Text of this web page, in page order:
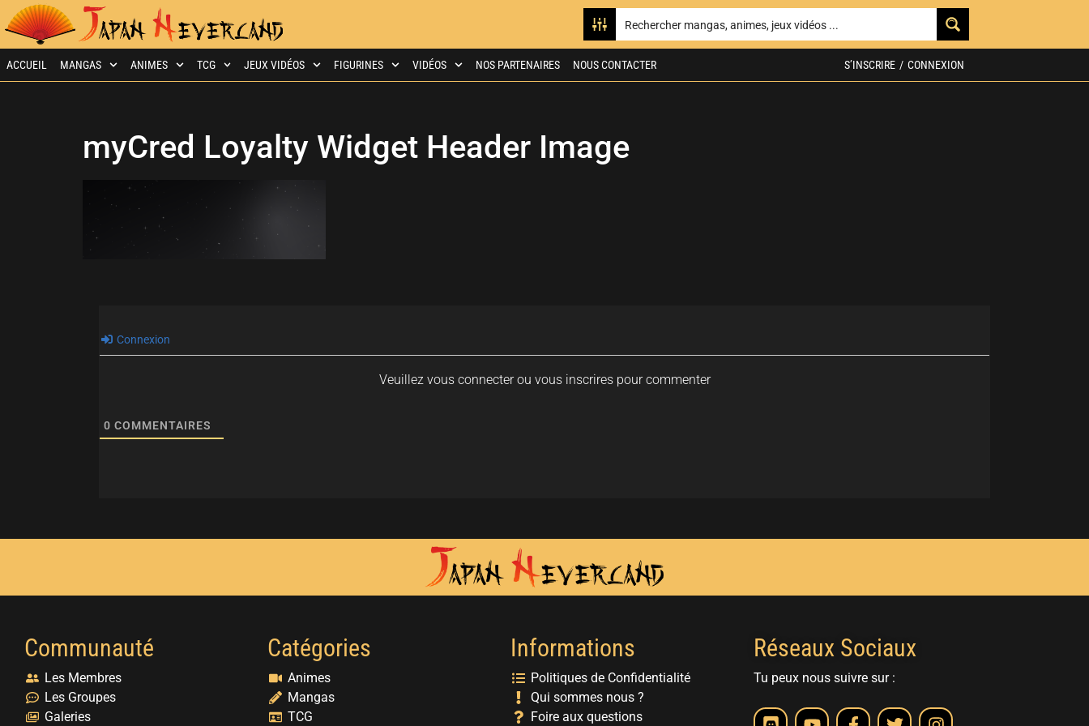
ACCUEIL MANGAS ANIMES TCG JEUX VIDÉOS FIGURINES VIDÉOS NOS PARTENAIRES NOUS CONTACTER S’INSCRIRE / CONNEXION
myCred Loyalty Widget Header Image
Connexion
Veuillez vous connecter ou vous inscrires pour commenter
0 COMMENTAIRES
Communauté
Les Membres
Les Groupes
Galeries
Catégories
Animes
Mangas
TCG
Informations
Politiques de Confidentialité
Qui sommes nous ?
Foire aux questions
Réseaux Sociaux
Tu peux nous suivre sur :